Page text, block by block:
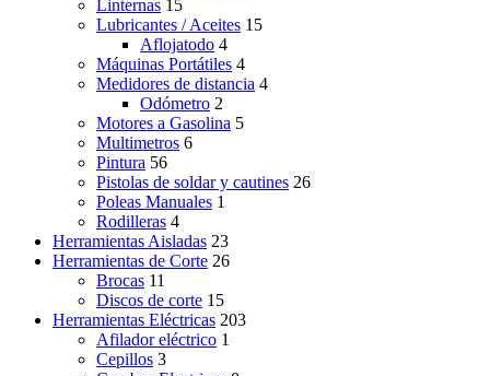
Linternas 15
Lubricantes / Aceites 15
Aflojatodo 4
Máquinas Portátiles 4
Medidores de distancia 4
Odómetro 2
Motores a Gasolina 5
Multimetros 6
Pintura 56
Pistolas de soldar y cautines 26
Poleas Manuales 1
Rodilleras 4
Herramientas Aisladas 23
Herramientas de Corte 26
Brocas 11
Discos de corte 15
Herramientas Eléctricas 203
Afilador eléctrico 1
Cepillos 3